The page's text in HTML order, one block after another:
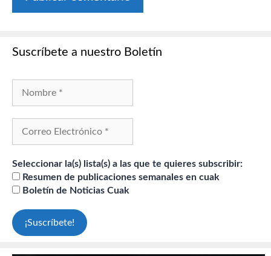
Suscríbete a nuestro Boletín
Seleccionar la(s) lista(s) a las que te quieres subscribir:
Resumen de publicaciones semanales en cuak
Boletín de Noticias Cuak